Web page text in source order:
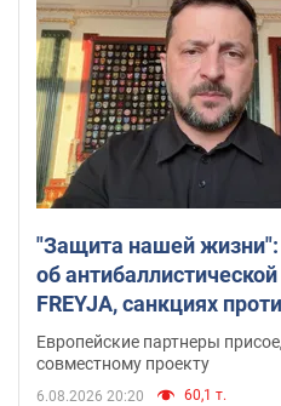
"Защита нашей жизни":
об
FREYJA, санкциях
поддержке аграриев.
Европейские партнеры
совместному проекту
6.08.2026 20:20 60,1 т.